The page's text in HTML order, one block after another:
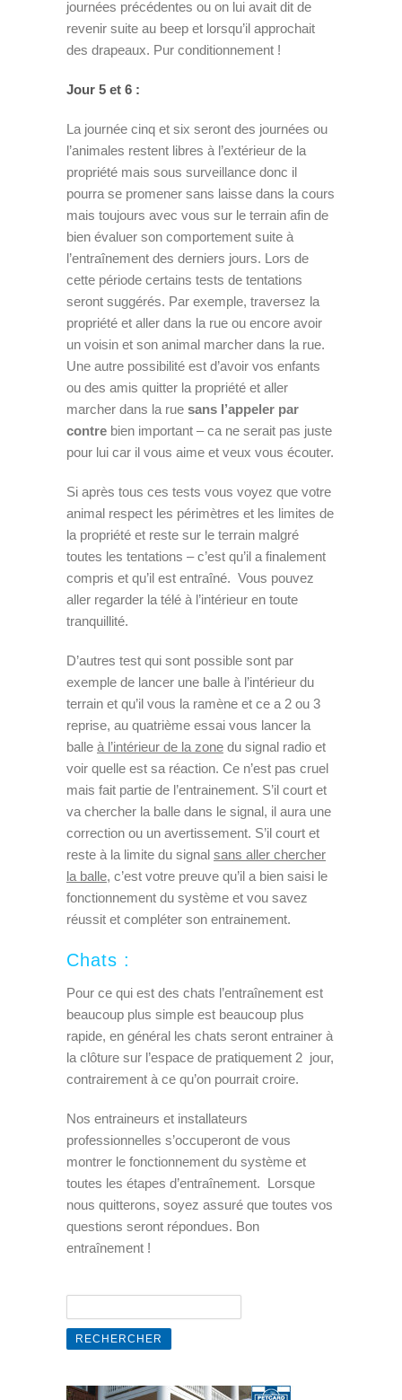
journées précédentes ou on lui avait dit de
revenir suite au beep et lorsqu’il approchait
des drapeaux. Pur conditionnement !
Jour 5 et 6 :
La journée cinq et six seront des journées ou
l’animales restent libres à l’extérieur de la
propriété mais sous surveillance donc il
pourra se promener sans laisse dans la cours
mais toujours avec vous sur le terrain afin de
bien évaluer son comportement suite à
l’entraînement des derniers jours. Lors de
cette période certains tests de tentations
seront suggérés. Par exemple, traversez la
propriété et aller dans la rue ou encore avoir
un voisin et son animal marcher dans la rue.
Une autre possibilité est d’avoir vos enfants
ou des amis quitter la propriété et aller
marcher dans la rue sans l’appeler par
contre bien important – ca ne serait pas juste
pour lui car il vous aime et veux vous écouter.
Si après tous ces tests vous voyez que votre
animal respect les périmètres et les limites de
la propriété et reste sur le terrain malgré
toutes les tentations – c’est qu’il a finalement
compris et qu’il est entraîné. Vous pouvez
aller regarder la télé à l’intérieur en toute
tranquillité.
D’autres test qui sont possible sont par
exemple de lancer une balle à l’intérieur du
terrain et qu’il vous la ramène et ce a 2 ou 3
reprise, au quatrième essai vous lancer la
balle à l’intérieur de la zone du signal radio et
voir quelle est sa réaction. Ce n’est pas cruel
mais fait partie de l’entrainement. S’il court et
va chercher la balle dans le signal, il aura une
correction ou un avertissement. S’il court et
reste à la limite du signal sans aller chercher
la balle, c’est votre preuve qu’il a bien saisi le
fonctionnement du système et vou savez
réussit et compléter son entrainement.
Chats :
Pour ce qui est des chats l’entraînement est
beaucoup plus simple est beaucoup plus
rapide, en général les chats seront entrainer à
la clôture sur l’espace de pratiquement 2 jour,
contrairement à ce qu’on pourrait croire.
Nos entraineurs et installateurs
professionnelles s’occuperont de vous
montrer le fonctionnement du système et
toutes les étapes d’entraînement. Lorsque
nous quitterons, soyez assuré que toutes vos
questions seront répondues. Bon
entraînement !